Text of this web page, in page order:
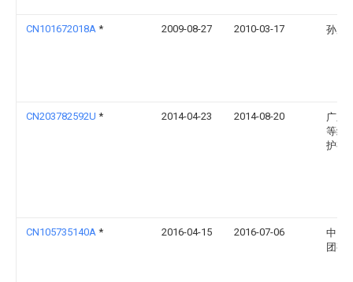
CN101672018A * 2009-08-27 2010-03-17 孙广
CN203782592U * 2014-04-23 2014-08-20
广东
等级
护有
CN105735140A * 2016-04-15 2016-07-06
中国
团有